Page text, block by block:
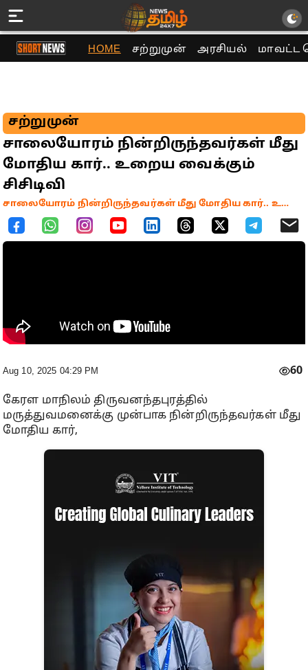
HOME சற்றுமுன் அரசியல் மாவட்ட
சற்றுமுன்
சாலையோரம் நின்றிருந்தவர்கள் மீது
மோதிய கார்.. உறைய வைக்கும்
சிசிடிவி
சாலையோரம் நின்றிருந்தவர்கள் மீது மோதிய கார்.. உறைய வைக்கும் சிசிடிவி
Aug 10, 2025 04:29 PM 60
கேரள மாநிலம் திருவனந்தபுரத்தில்
மருத்துவமனைக்கு முன்பாக நின்றிருந்தவர்கள் மீது
மோதிய கார்,